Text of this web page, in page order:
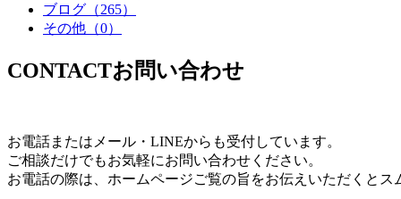
ブログ （265）
その他 （0）
CONTACTお問い合わせ
お電話またはメール・LINEからも受付しています。
ご相談だけでもお気軽にお問い合わせください。
お電話の際は、ホームページご覧の旨をお伝えいただくとス